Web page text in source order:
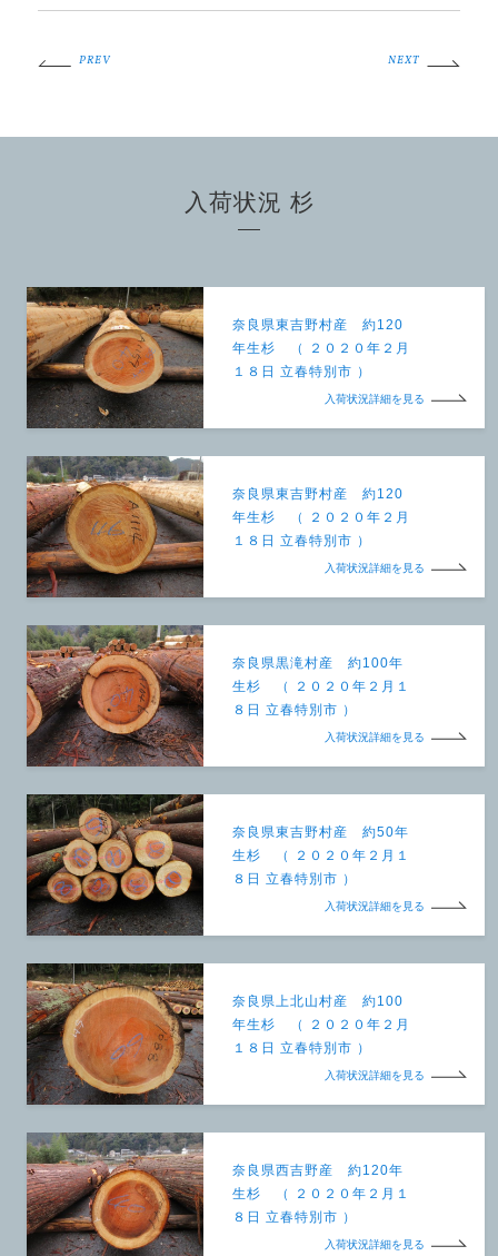
PREV NEXT
入荷状況 杉
奈良県東吉野村産 約120
年生杉 （ ２０２０年２月
１８日 立春特別市 ）
入荷状況詳細を見る
奈良県東吉野村産 約120
年生杉 （ ２０２０年２月
１８日 立春特別市 ）
入荷状況詳細を見る
奈良県黒滝村産 約100年
生杉 （ ２０２０年２月１
８日 立春特別市 ）
入荷状況詳細を見る
奈良県東吉野村産 約50年
生杉 （ ２０２０年２月１
８日 立春特別市 ）
入荷状況詳細を見る
奈良県上北山村産 約100
年生杉 （ ２０２０年２月
１８日 立春特別市 ）
入荷状況詳細を見る
奈良県西吉野産 約120年
生杉 （ ２０２０年２月１
８日 立春特別市 ）
入荷状況詳細を見る